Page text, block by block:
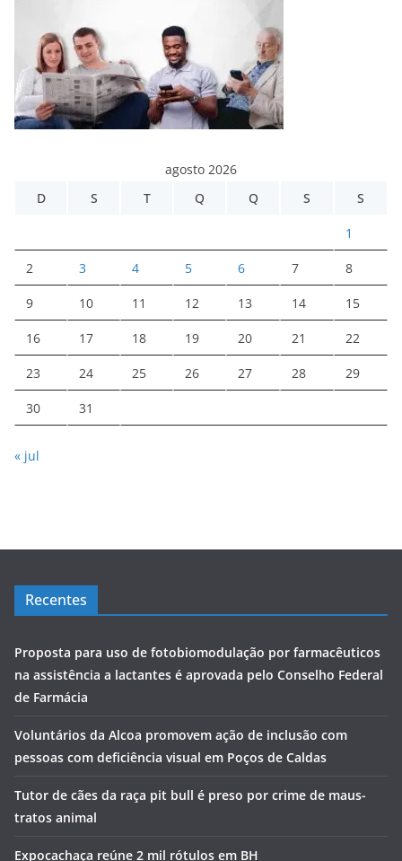
agosto 2026
D
S T Q Q S S
1
2 3 4 5 6 7 8
9 10 11 12 13 14 15
16 17 18 19 20 21 22
23 24 25 26 27 28 29
30 31
« jul
Recentes
Proposta para uso de fotobiomodulação por farmacêuticos
na assistência a lactantes é aprovada pelo Conselho Federal
de Farmácia
Voluntários da Alcoa promovem ação de inclusão com
pessoas com deficiência visual em Poços de Caldas
Tutor de cães da raça pit bull é preso por crime de maus-
tratos animal
Expocachaça reúne 2 mil rótulos em BH